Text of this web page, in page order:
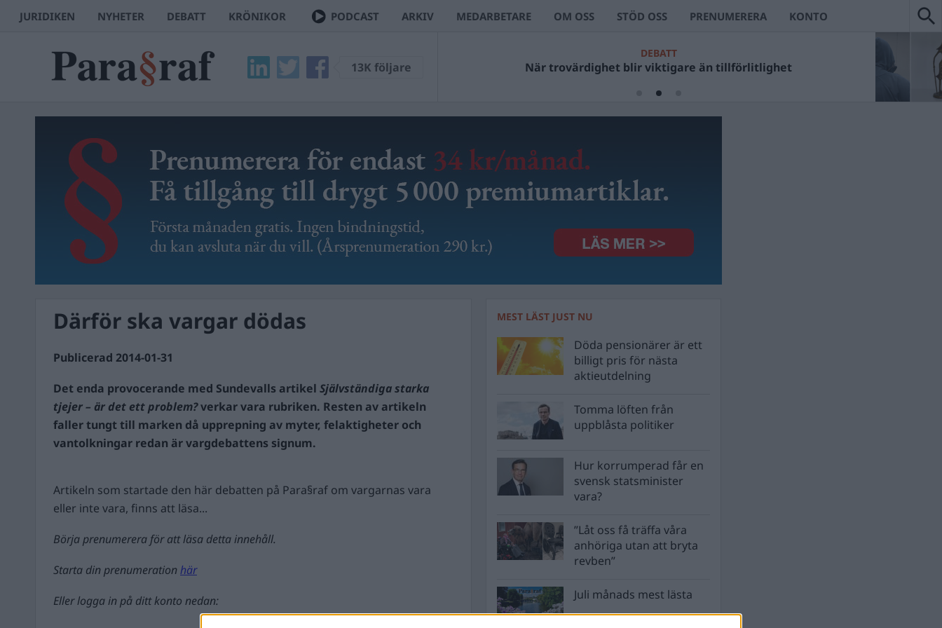
JURIDIKEN NYHETER DEBATT KRÖNIKOR PODCAST ARKIV MEDARBETARE OM OSS STÖD OSS PRENUMERERA KONTO
13K följare
DEBATT
När trovärdighet blir viktigare än tillförlitlighet
Därför ska vargar dödas
Publicerad 2014-01-31
Det enda provocerande med Sundevalls artikel Självständiga starka
tjejer – är det ett problem?verkar vara rubriken. Resten av artikeln
faller tungt till marken då upprepning av myter, felaktigheter och
vantolkningar redan är vargdebattens signum.
Artikeln som startade den här debatten på Para§raf om vargarnas vara
eller inte vara, finns att läsa...
Börja prenumerera för att läsa detta innehåll.
Starta din prenumerationhär
Eller logga in på ditt konto nedan:
MEST LÄST JUST NU
Döda pensionärer är ett
billigt pris för nästa
aktieutdelning
Tomma löften från
uppblåsta politiker
Hur korrumperad får en
svensk statsminister
vara?
”Låt oss få träffa våra
anhöriga utan att bryta
revben”
Juli månads mest lästa